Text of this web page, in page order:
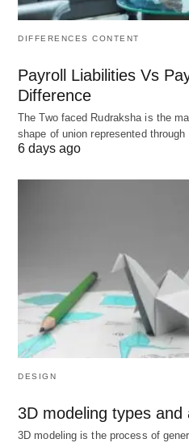
इसे प्रबंधन के पदानुक्रम के नीचे
इसमें फोरमैन, सुपरवाइजर,
ऑफिसर वगैरह शामिल हैं।
वे रैंक और फ़ाइल या श्रमिकों
उनके अधिकार और जिम्मेदारी
व्याख्या और विभाजित करते हैं। वे
शामिल होते हैं। उन्हें श्रमिकों के
श्रमिकों को विभिन्न नौकरियों
मूल्यांकन करते हैं और मध्य स्तर के
प्रबंधन के दिशा और नियंत्रण
श्रमिकों की देखरेख में अधिक
DIFFERENCES CONTENT
Payroll Liabilities Vs
Difference
The Two faced Rudraksha is the
shape of union represented
6 days ago
DESIGN
3D modeling types and
3D modeling is the process of